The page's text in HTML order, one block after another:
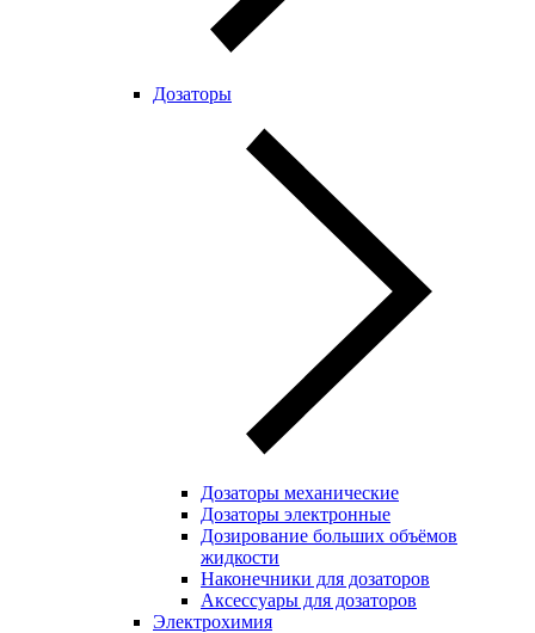
Дозаторы
Дозаторы механические
Дозаторы электронные
Дозирование больших объёмов
жидкости
Наконечники для дозаторов
Аксессуары для дозаторов
Электрохимия